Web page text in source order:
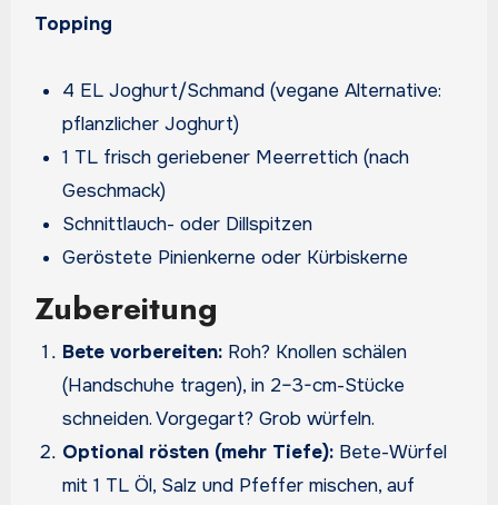
Topping
4 EL Joghurt/Schmand (vegane Alternative:
pflanzlicher Joghurt)
1 TL frisch geriebener Meerrettich (nach
Geschmack)
Schnittlauch- oder Dillspitzen
Geröstete Pinienkerne oder Kürbiskerne
Zubereitung
Bete vorbereiten: Roh? Knollen schälen
(Handschuhe tragen), in 2–3-cm-Stücke
schneiden. Vorgegart? Grob würfeln.
Optional rösten (mehr Tiefe): Bete-Würfel
mit 1 TL Öl, Salz und Pfeffer mischen, auf